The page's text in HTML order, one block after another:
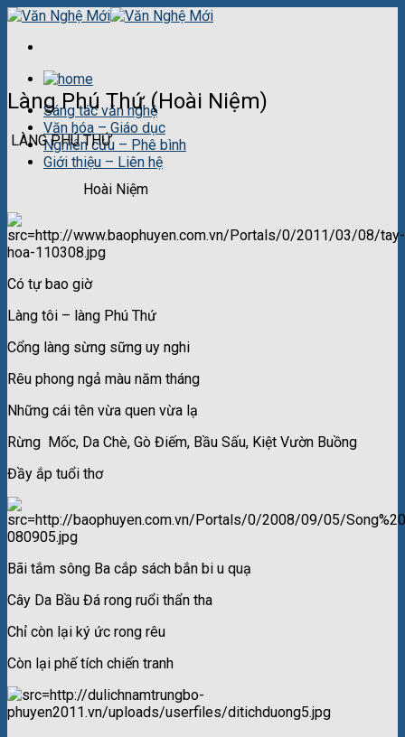
Skip
content
Sáng tác văn nghệ
Văn hóa – Giáo dục
Nghiên cứu – Phê bình
Giới thiệu – Liên hệ
Làng Phú Thứ (Hoài Niệm)
LÀNG PHÚ THỨ
Hoài Niệm
Có tự bao giờ
Làng tôi – làng Phú Thứ
Cổng làng sừng sững uy nghi
Rêu phong ngả màu năm tháng
Những cái tên vừa quen vừa lạ
Rừng Mốc, Da Chè, Gò Điếm, Bầu Sấu, Kiệt Vườn Buồng
Đầy ắp tuổi thơ
Bãi tắm sông Ba cắp sách bắn bi u quạ
Cây Da Bầu Đá rong ruổi thẩn tha
Chỉ còn lại ký ức rong rêu
Còn lại phế tích chiến tranh